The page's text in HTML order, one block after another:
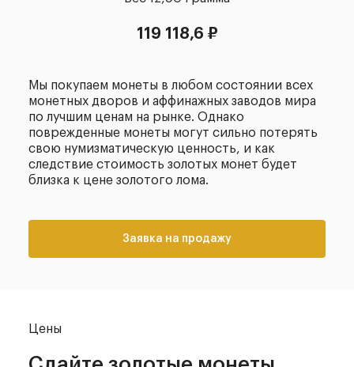
119 118,6 ₽
Мы покупаем монеты в любом состоянии всех
монетных дворов и аффинажных заводов мира
по лучшим ценам на рынке. Однако
поврежденные монеты могут сильно потерять
свою нумизматическую ценность, и как
следствие стоимость золотых монет будет
близка к цене золотого лома.
Заявка на продажу
Цены